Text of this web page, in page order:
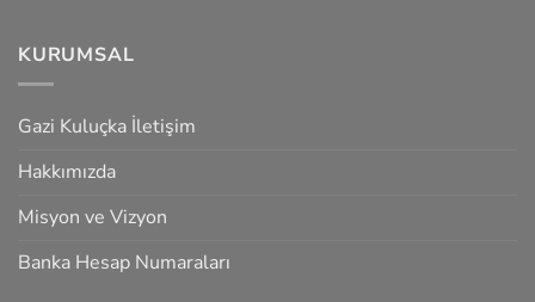
KURUMSAL
Gazi Kuluçka İletişim
Hakkımızda
Misyon ve Vizyon
Banka Hesap Numaraları